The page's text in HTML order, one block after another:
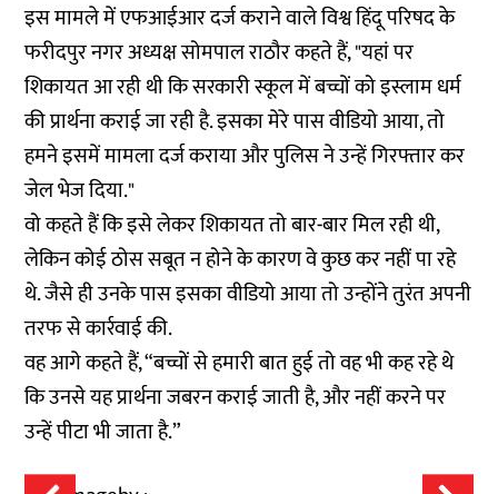
इस मामले में एफआईआर दर्ज कराने वाले विश्व हिंदू परिषद के
फरीदपुर नगर अध्यक्ष सोमपाल राठौर कहते हैं, "यहां पर
शिकायत आ रही थी कि सरकारी स्कूल में बच्चों को इस्लाम धर्म
की प्रार्थना कराई जा रही है. इसका मेरे पास वीडियो आया, तो
हमने इसमें मामला दर्ज कराया और पुलिस ने उन्हें गिरफ्तार कर
जेल भेज दिया."
वो कहते हैं कि इसे लेकर शिकायत तो बार-बार मिल रही थी,
लेकिन कोई ठोस सबूत न होने के कारण वे कुछ कर नहीं पा रहे
थे. जैसे ही उनके पास इसका वीडियो आया तो उन्होंने तुरंत अपनी
तरफ से कार्रवाई की.
वह आगे कहते हैं, “बच्चों से हमारी बात हुई तो वह भी कह रहे थे
कि उनसे यह प्रार्थना जबरन कराई जाती है, और नहीं करने पर
उन्हें पीटा भी जाता है.”